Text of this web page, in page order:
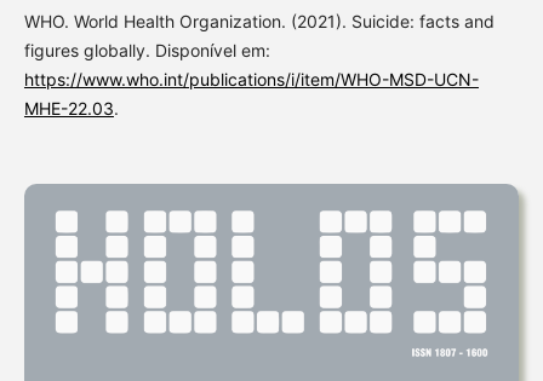
WHO. World Health Organization. (2021). Suicide: facts and
figures globally. Disponível em:
https://www.who.int/publications/i/item/WHO-MSD-UCN-
MHE-22.03.